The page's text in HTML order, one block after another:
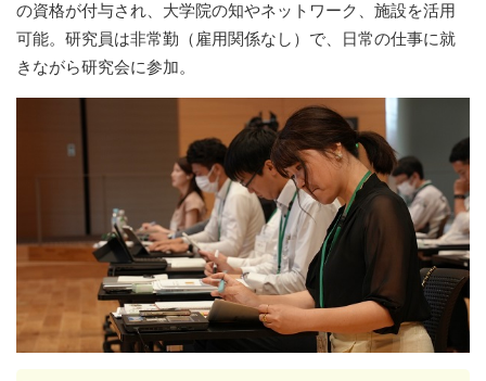
の資格が付与され、大学院の知やネットワーク、施設を活用
可能。研究員は非常勤（雇用関係なし）で、日常の仕事に就
きながら研究会に参加。